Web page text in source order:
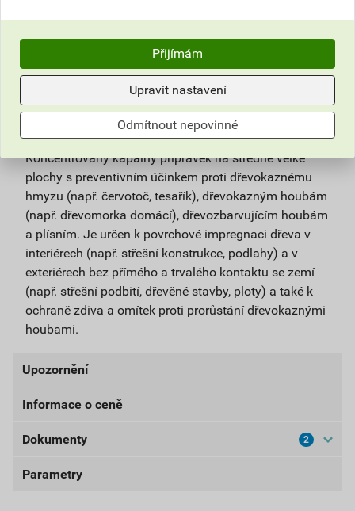
Koncentrovaný kapalný přípravek na středně velké
plochy s preventivním účinkem proti dřevokaznému
hmyzu (např. červotoč, tesařík), dřevokazným houbám
(např. dřevomorka domácí), dřevozbarvujícím houbám
a plísním. Je určen k povrchové impregnaci dřeva v
interiérech (např. střešní konstrukce, podlahy) a v
exteriérech bez přímého a trvalého kontaktu se zemí
(např. střešní podbití, dřevěné stavby, ploty) a také k
ochraně zdiva a omítek proti prorůstání dřevokaznými
houbami.
Upozornění
UPOZORNĚNÍ: Používejte biocidy bezpečným
informace o přípravku.
Informace o ceně
Aktuální prodejní cena po slevě 10% z ceníkové ceny
147,60 Kč
Dokumenty 2
Bezpečnostní listy
Parametry
Přijímám
Upravit nastavení
Odmítnout nepovinné